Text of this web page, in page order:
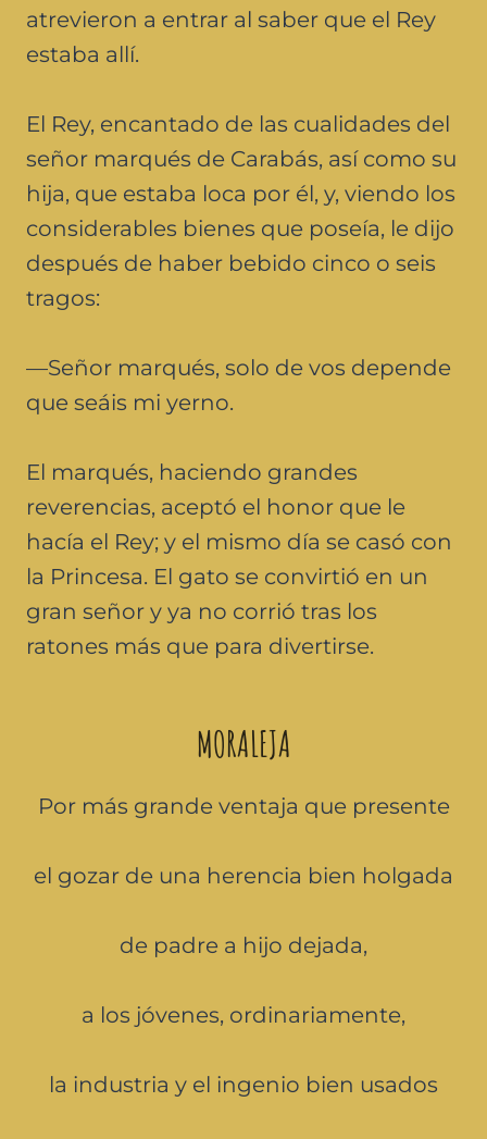
atrevieron a entrar al saber que el Rey
estaba allí.
El Rey, encantado de las cualidades del
señor marqués de Carabás, así como su
hija, que estaba loca por él, y, viendo los
considerables bienes que poseía, le dijo
después de haber bebido cinco o seis
tragos:
—Señor marqués, solo de vos depende
que seáis mi yerno.
El marqués, haciendo grandes
reverencias, aceptó el honor que le
hacía el Rey; y el mismo día se casó con
la Princesa. El gato se convirtió en un
gran señor y ya no corrió tras los
ratones más que para divertirse.
MORALEJA
Por más grande ventaja que presente
el gozar de una herencia bien holgada
de padre a hijo dejada,
a los jóvenes, ordinariamente,
la industria y el ingenio bien usados